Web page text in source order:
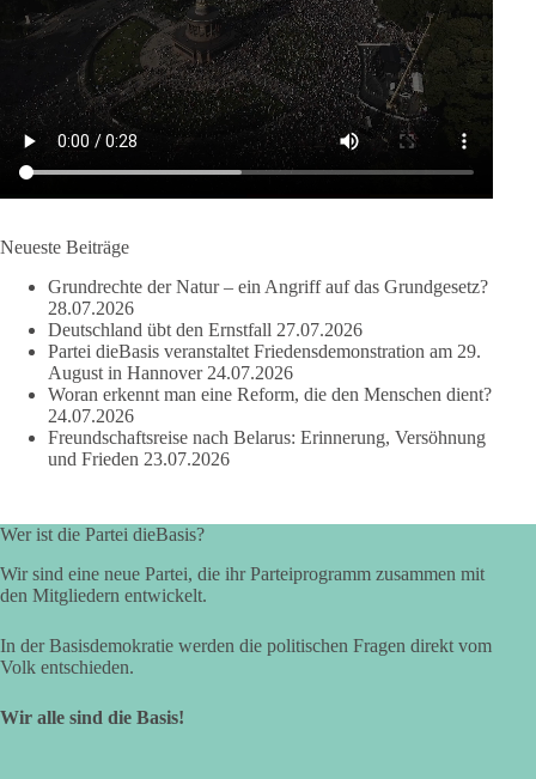
Wusstest du, dass ein guter Antrag nicht besser oder schlechter
wird, nur weil er von einer bestimmten Partei kommt?
Sachsen-Anhalt braucht Lösungen für Schule, Pflege,
Wirtschaft, Infrastruktur und die Kommunen. Diese Probleme
werden nicht kleiner, wenn im Landtag zuerst auf Parteifarbe
und erst danach auf den Inhalt geschaut wird.
dieBasis Sachsen-Anhalt steht für Kooperation in Sachfragen.
Jeder Antrag soll danach bewertet werden, ob er dem Land
und den Menschen wirklich nützt.
Zustimmung, wenn ein Vorschlag sinnvoll ist. Ablehnung,
wenn er Sachsen-Anhalt nicht weiterbringt.
💬 Was ist dir wichtiger: der Absender eines Antrags oder das
Ergebnis für Sachsen-Anhalt?
👉 Folgen:
https://www.facebook.com/groups/diebasissachsenanhalt/
24 6 2 Auf Facebook ansehen
2 Tage(n) zuvor
Neueste Beiträge
Grundrechte der Natur – ein Angriff auf das Grundgesetz?
28.07.2026
Deutschland übt den Ernstfall 27.07.2026
Partei dieBasis veranstaltet Friedensdemonstration am 29.
August in Hannover 24.07.2026
Woran erkennt man eine Reform, die den Menschen dient?
24.07.2026
Freundschaftsreise nach Belarus: Erinnerung, Versöhnung
und Frieden 23.07.2026
Wer ist die Partei dieBasis?
Wir sind eine neue Partei, die ihr Parteiprogramm zusammen mit
den Mitgliedern entwickelt.
In der Basisdemokratie werden die politischen Fragen direkt vom
Volk entschieden.
Wir alle sind die Basis!